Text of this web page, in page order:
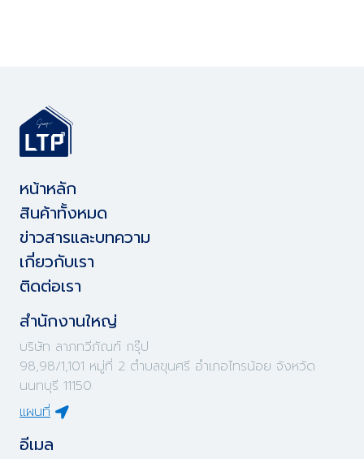
หน้าหลัก
สินค้าทั้งหมด
ข่าวสารและบทความ
เกี่ยวกับเรา
ติดต่อเรา
สำนักงานใหญ่
บริษัท ลาภทวีภัณฑ์ กรุ๊ป
98,98/1,101 หมู่ที่ 2 ตำบลขุนศรี อำเภอไทรน้อย จังหวัด
นนทบุรี 11150
แผนที่
อีเมล